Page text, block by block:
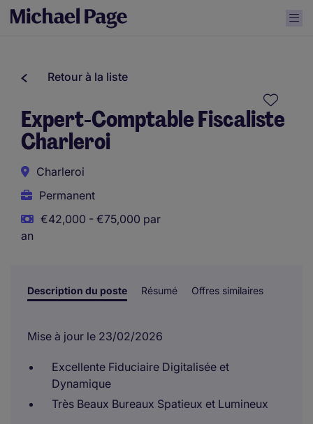
Retour à la liste
Expert-Comptable Fiscaliste
Charleroi
Charleroi
Permanent
€42,000 - €75,000 par
an
Description du poste Résumé Offres similaires
Mise à jour le 23/02/2026
Excellente Fiduciaire Digitalisée et
Dynamique
Très Beaux Bureaux Spatieux et Lumineux